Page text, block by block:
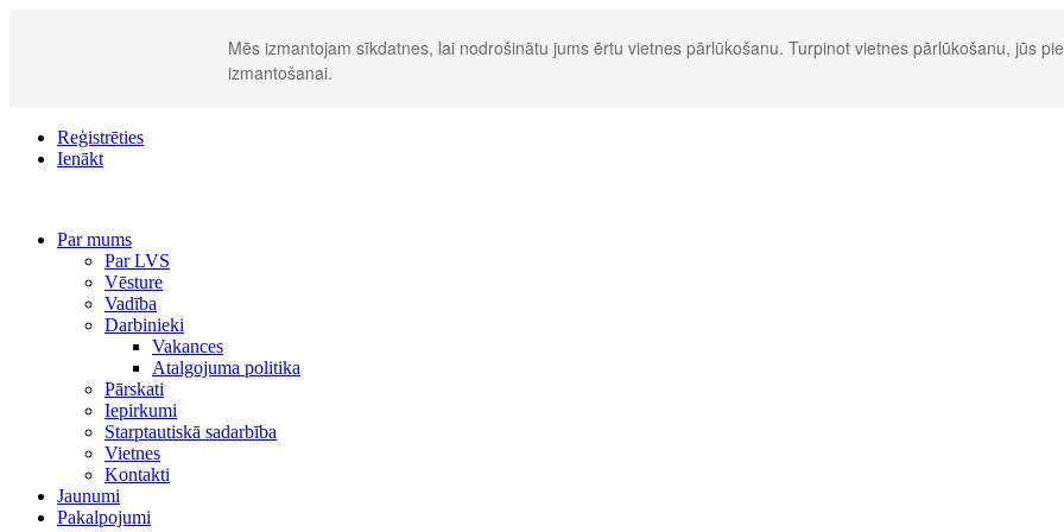
Mēs izmantojam sīkdatnes, lai nodrošinātu jums ērtu vietnes pārlūkošanu. Turpinot vietnes pārlūkošanu, jūs
izmantošanai.
Reģistrēties
Ienākt
Par mums
Par LVS
Vēsture
Vadība
Darbinieki
Vakances
Atalgojuma politika
Pārskati
Iepirkumi
Starptautiskā sadarbība
Vietnes
Kontakti
Jaunumi
Pakalpojumi